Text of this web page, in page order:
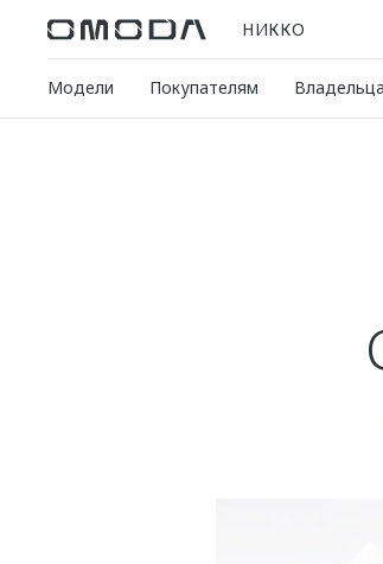
НИККО
Модели Покупателям